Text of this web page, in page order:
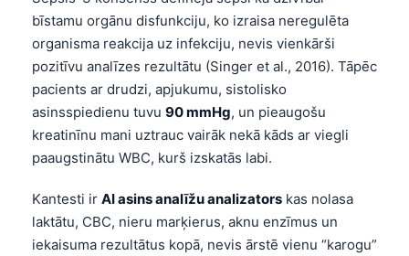
bīstamu orgānu disfunkciju, ko izraisa neregulēta
organisma reakcija uz infekciju, nevis vienkārši
pozitīvu analīzes rezultātu (Singer et al., 2016). Tāpēc
pacients ar drudzi, apjukumu, sistolisko
asinsspiedienu tuvu 90 mmHg, un pieaugošu
kreatinīnu mani uztrauc vairāk nekā kāds ar viegli
paaugstinātu WBC, kurš izskatās labi.
Kantesti ir AI asins analīžu analizators kas nolasa
laktātu, CBC, nieru marķierus, aknu enzīmus un
iekaisuma rezultātus kopā, nevis ārstē vienu “karogu”